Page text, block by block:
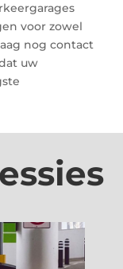
voor zowel
nog contact
uw